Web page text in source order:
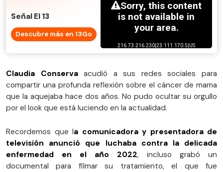
Señal El 13
Descubre más en 13Go
Claudia Conservaacudió a sus redes sociales para
compartir una profunda reflexión sobre el cáncer de mama
que la aquejaba hace dos años. No pudo ocultar su orgullo
por el look que está luciendo en la actualidad.
Recordemos que la comunicadora y presentadora de
televisión anunció que luchaba contra la delicada
enfermedad en el año 2022, incluso grabó un
documental para filmar su tratamiento, el que fue